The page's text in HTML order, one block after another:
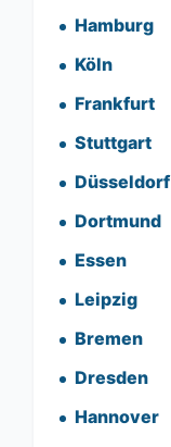
Hamburg
Köln
Frankfurt
Stuttgart
Düsseldorf
Dortmund
Essen
Leipzig
Bremen
Dresden
Hannover